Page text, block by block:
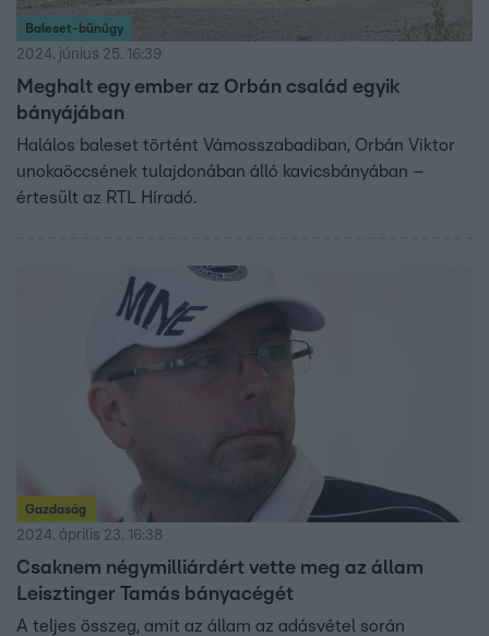
Baleset-bűnügy
2024. június 25. 16:39
Meghalt egy ember az Orbán család egyik
bányájában
Halálos baleset történt Vámosszabadiban, Orbán Viktor
unokaöccsének tulajdonában álló kavicsbányában –
értesült az RTL Híradó.
Gazdaság
2024. április 23. 16:38
Csaknem négymilliárdért vette meg az állam
Leisztinger Tamás bányacégét
A teljes összeg, amit az állam az adásvétel során